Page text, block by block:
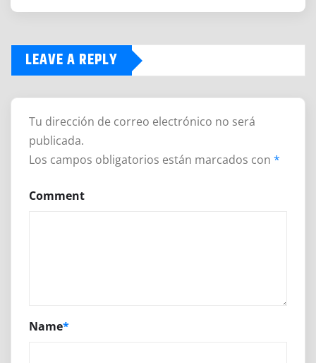
LEAVE A REPLY
Tu dirección de correo electrónico no será
publicada.
Los campos obligatorios están marcados con *
Comment
Name*